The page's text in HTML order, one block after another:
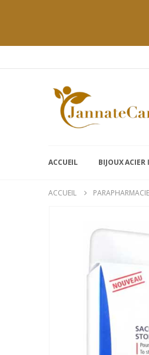
ACCUEIL BIJOUX
ACCUEIL PARAPHARMACIE